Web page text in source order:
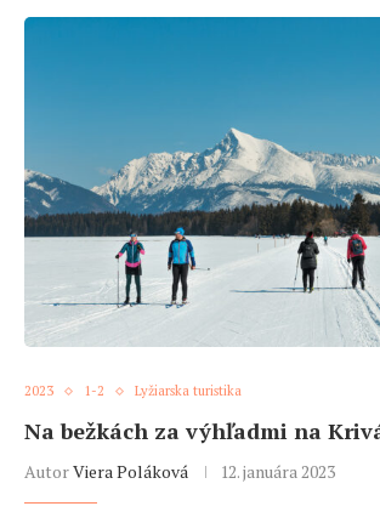
2023 1-2 Lyžiarska turistika
Na bežkách za výhľadmi na
AutorViera Poláková 12. januára 2023